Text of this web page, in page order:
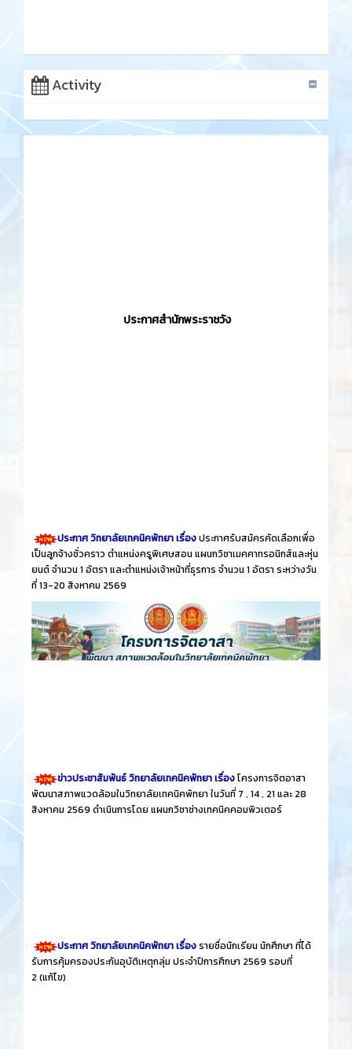
Activity
ประกาศสำนักพระราชวัง
ประกาศ วิทยาลัยเทคนิคพัทยา เรื่องประกาศรับสมัครคัดเลือกเพื่อ
เป็นลูกจ้างชั่วคราว ตำแหน่งครูพิเศษสอน แผนกวิชาเมคคาทรอนิกส์และหุ่น
ยนต์ จำนวน 1 อัตรา และตำแหน่งเจ้าหน้าที่ธุรการ จำนวน 1 อัตรา ระหว่างวัน
ที่ 13-20 สิงหาคม 2569
ข่าวประชาสัมพันธ์ วิทยาลัยเทคนิคพัทยา เรื่องโครงการจิตอาสา
พัฒนาสภาพแวดล้อมในวิทยาลัยเทคนิคพัทยา ในวันที่ 7 , 14 , 21 และ 28
สิงหาคม 2569 ดำเนินการโดย แผนกวิชาช่างเทคนิคคอมพิวเตอร์
ประกาศ วิทยาลัยเทคนิคพัทยา เรื่องรายชื่อนักเรียน นักศึกษา ที่ได้
รับการคุ้มครองประกันอุบัติเหตุกลุ่ม ประจำปีการศึกษา 2569 รอบที่
2 (แก้ไข)